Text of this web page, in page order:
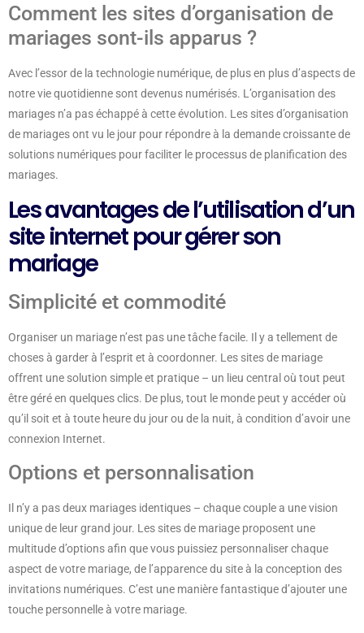
Comment les sites d’organisation de
mariages sont-ils apparus ?
Avec l’essor de la technologie numérique, de plus en plus d’aspects de
notre vie quotidienne sont devenus numérisés. L’organisation des
mariages n’a pas échappé à cette évolution. Les sites d’organisation
de mariages ont vu le jour pour répondre à la demande croissante de
solutions numériques pour faciliter le processus de planification des
mariages.
Les avantages de l’utilisation d’un
site internet pour gérer son
mariage
Simplicité et commodité
Organiser un mariage n’est pas une tâche facile. Il y a tellement de
choses à garder à l’esprit et à coordonner. Les sites de mariage
offrent une solution simple et pratique – un lieu central où tout peut
être géré en quelques clics. De plus, tout le monde peut y accéder où
qu’il soit et à toute heure du jour ou de la nuit, à condition d’avoir une
connexion Internet.
Options et personnalisation
Il n’y a pas deux mariages identiques – chaque couple a une vision
unique de leur grand jour. Les sites de mariage proposent une
multitude d’options afin que vous puissiez personnaliser chaque
aspect de votre mariage, de l’apparence du site à la conception des
invitations numériques. C’est une manière fantastique d’ajouter une
touche personnelle à votre mariage.